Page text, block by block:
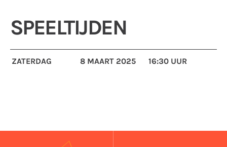
SPEELTIJDEN
ZATERDAG 8 MAART 2025 16:30 UUR